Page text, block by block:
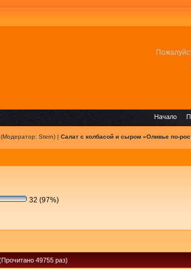
Начало
(Модератор: Stern) | Салат с колбасой и сыром «Оливье по-
32 (97%)
49755 раз)